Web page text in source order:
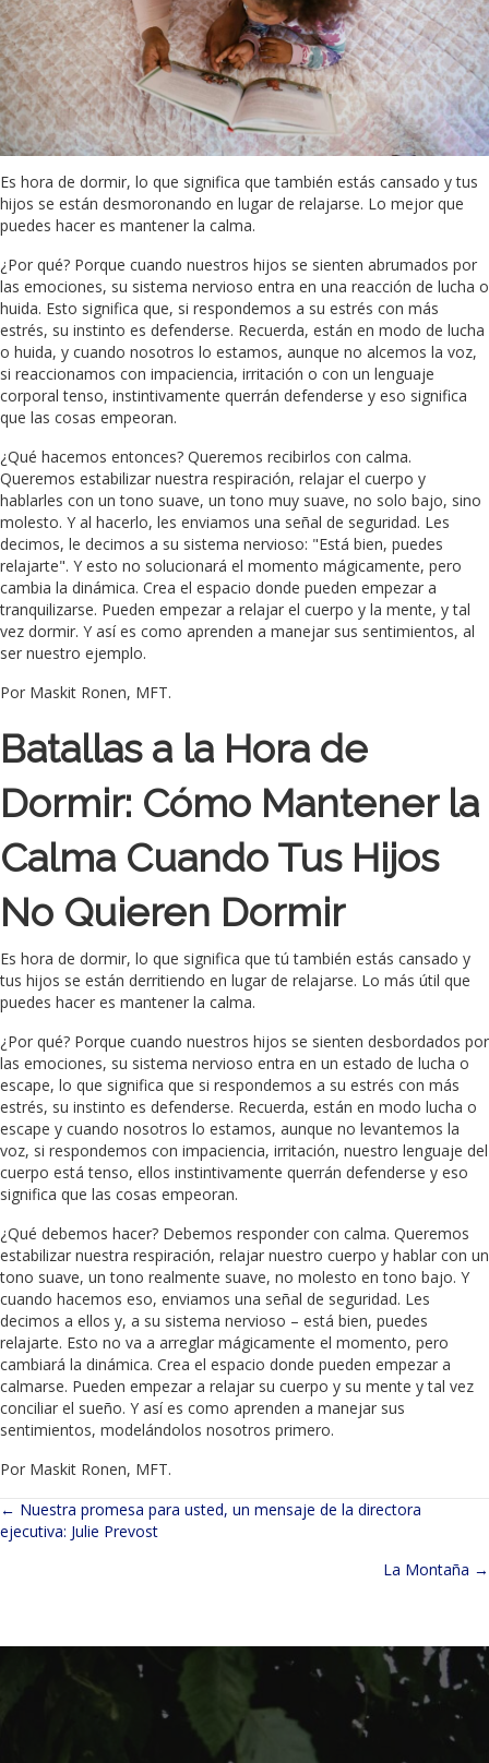
Es hora de dormir, lo que significa que también estás cansado y tus
hijos se están desmoronando en lugar de relajarse. Lo mejor que
puedes hacer es mantener la calma.
¿Por qué? Porque cuando nuestros hijos se sienten abrumados por
las emociones, su sistema nervioso entra en una reacción de lucha o
huida. Esto significa que, si respondemos a su estrés con más
estrés, su instinto es defenderse. Recuerda, están en modo de lucha
o huida, y cuando nosotros lo estamos, aunque no alcemos la voz,
si reaccionamos con impaciencia, irritación o con un lenguaje
corporal tenso, instintivamente querrán defenderse y eso significa
que las cosas empeoran.
¿Qué hacemos entonces? Queremos recibirlos con calma.
Queremos estabilizar nuestra respiración, relajar el cuerpo y
hablarles con un tono suave, un tono muy suave, no solo bajo, sino
molesto. Y al hacerlo, les enviamos una señal de seguridad. Les
decimos, le decimos a su sistema nervioso: "Está bien, puedes
relajarte". Y esto no solucionará el momento mágicamente, pero
cambia la dinámica. Crea el espacio donde pueden empezar a
tranquilizarse. Pueden empezar a relajar el cuerpo y la mente, y tal
vez dormir. Y así es como aprenden a manejar sus sentimientos, al
ser nuestro ejemplo.
Por Maskit Ronen, MFT.
Batallas a la Hora de
Dormir: Cómo Mantener la
Calma Cuando Tus Hijos
No Quieren Dormir
Es hora de dormir, lo que significa que tú también estás cansado y
tus hijos se están derritiendo en lugar de relajarse. Lo más útil que
puedes hacer es mantener la calma.
¿Por qué? Porque cuando nuestros hijos se sienten desbordados por
las emociones, su sistema nervioso entra en un estado de lucha o
escape, lo que significa que si respondemos a su estrés con más
estrés, su instinto es defenderse. Recuerda, están en modo lucha o
escape y cuando nosotros lo estamos, aunque no levantemos la
voz, si respondemos con impaciencia, irritación, nuestro lenguaje del
cuerpo está tenso, ellos instintivamente querrán defenderse y eso
significa que las cosas empeoran.
¿Qué debemos hacer? Debemos responder con calma. Queremos
estabilizar nuestra respiración, relajar nuestro cuerpo y hablar con un
tono suave, un tono realmente suave, no molesto en tono bajo. Y
cuando hacemos eso, enviamos una señal de seguridad. Les
decimos a ellos y, a su sistema nervioso – está bien, puedes
relajarte. Esto no va a arreglar mágicamente el momento, pero
cambiará la dinámica. Crea el espacio donde pueden empezar a
calmarse. Pueden empezar a relajar su cuerpo y su mente y tal vez
conciliar el sueño. Y así es como aprenden a manejar sus
sentimientos, modelándolos nosotros primero.
Por Maskit Ronen, MFT.
Navegación
← Nuestra promesa para usted, un mensaje de la directora
ejecutiva: Julie Prevost
La Montaña →